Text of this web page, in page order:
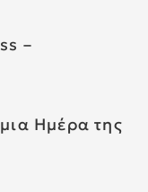
–
Ημέρα της